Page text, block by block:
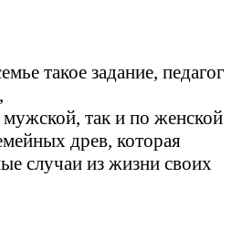
такое задание, педагог
так и по женской
древ, которая
случаи из жизни своих